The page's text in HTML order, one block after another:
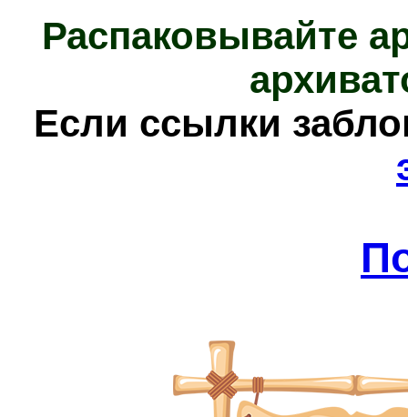
Распаковывайте
Если ссылки